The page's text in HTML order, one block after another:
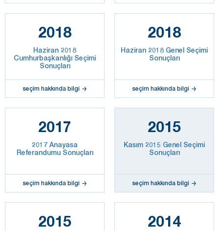
2018
Haziran 2018
Cumhurbaşkanlığı Seçimi
Sonuçları
seçim hakkında bilgi
2018
Haziran 2018 Genel Seçimi
Sonuçları
seçim hakkında bilgi
2017
2017 Anayasa
Referandumu Sonuçları
seçim hakkında bilgi
2015
Kasım 2015 Genel Seçimi
Sonuçları
seçim hakkında bilgi
2015 2014